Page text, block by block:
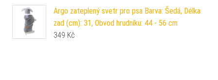
Argo zateplený svetr pro psa Barva: Šedá, Délka
zad (cm): 31, Obvod hrudníku: 44 - 56 cm
349 Kč